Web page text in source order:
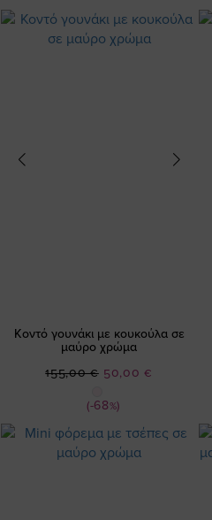
Κοντό γουνάκι με κουκούλα σε
μαύρο χρώμα
(-68%)
Ειδική
50,00 €
155,00 €